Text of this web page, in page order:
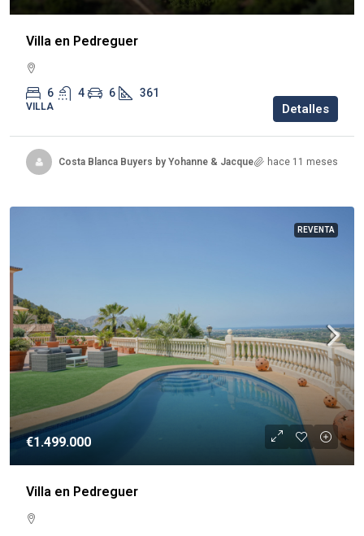
Villa en Pedreguer
6 4 6 361
VILLA Detalles
Costa Blanca Buyers by Yohanne & Jacquelinehace 11 meses
REVENTA
€1.499.000
Villa en Pedreguer